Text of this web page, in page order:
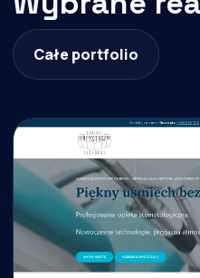
Całe portfolio